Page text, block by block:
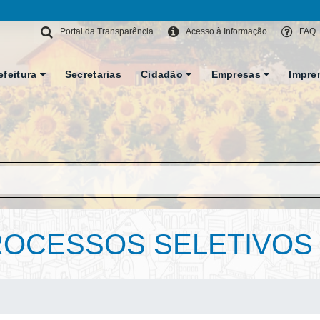
FAQ
Acesso à Informação
Portal da Transparência
Secretarias Cidadão Empresas
SELETIVOS